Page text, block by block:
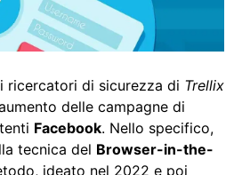
ricercatori di sicurezza di Trellix
delle campagne di
Facebook. Nello specifico,
tecnica del Browser-in-the-
ideato nel 2022 e poi